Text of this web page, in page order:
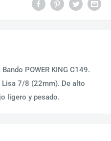
POWER KING C149.
7/8 (22mm). De alto
ligero y pesado.